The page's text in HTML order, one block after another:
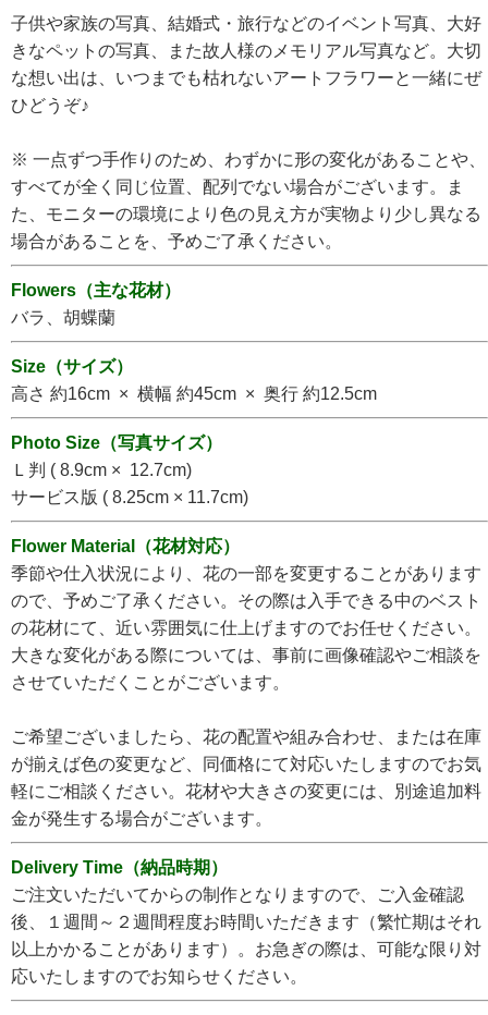
子供や家族の写真、結婚式・旅行などのイベント写真、大好
きなペットの写真、また故人様のメモリアル写真など。 大切
な想い出は、いつまでも枯れないアートフラワーと一緒にぜ
ひどうぞ♪
※ 一点ずつ手作りのため、わずかに形の変化があることや、
すべてが全く同じ位置、配列でない場合がございます。ま
た、モニターの環境により色の見え方が実物より少し異なる
場合があることを、予めご了承ください。
Flowers（主な花材）
バラ、胡蝶蘭
Size（サイズ）
高さ 約16cm × 横幅 約45cm × 奥行 約12.5cm
Photo Size（写真サイズ）
Ｌ判 ( 8.9cm × 12.7cm)
サービス版 ( 8.25cm × 11.7cm)
Flower Material（花材対応）
季節や仕入状況により、花の一部を変更することがあります
ので、予めご了承ください。その際は入手できる中のベスト
の花材にて、近い雰囲気に仕上げますのでお任せください。
大きな変化がある際については、事前に画像確認やご相談を
させていただくことがございます。
ご希望ございましたら、花の配置や組み合わせ、または在庫
が揃えば色の変更など、同価格にて対応いたしますのでお気
軽にご相談ください。花材や大きさの変更には、別途追加料
金が発生する場合がございます。
Delivery Time（納品時期）
ご注文いただいてからの制作となりますので、ご入金確認
後、１週間～２週間程度お時間いただきます（繁忙期はそれ
以上かかることがあります）。お急ぎの際は、可能な限り対
応いたしますのでお知らせください。